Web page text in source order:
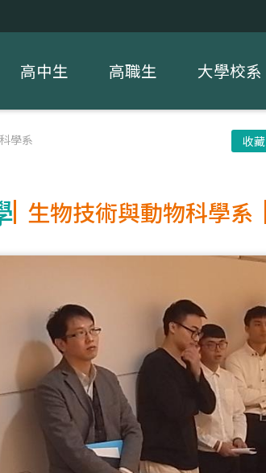
高中生 高職生 大學校系
學系 收藏
生物技術與動物科學系